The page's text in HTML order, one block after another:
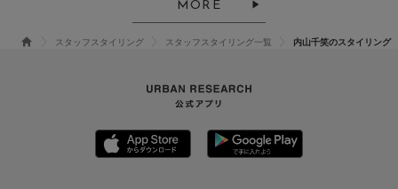
MORE
スタッフスタイリング スタッフスタイリング一覧 内山千笑のスタイリング